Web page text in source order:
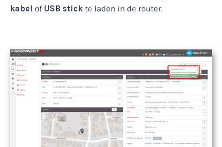
kabel of USB stick te laden in de router.